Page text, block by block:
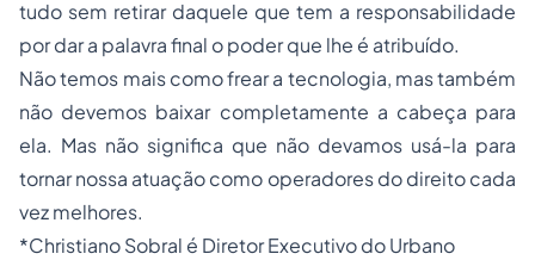
tudo sem retirar daquele que tem a responsabilidade
por dar a palavra final o poder que lhe é atribuído.
Não temos mais como frear a tecnologia, mas também
não devemos baixar completamente a cabeça para
ela. Mas não significa que não devamos usá-la para
tornar nossa atuação como operadores do direito cada
vez melhores.
*Christiano Sobral é Diretor Executivo do Urbano